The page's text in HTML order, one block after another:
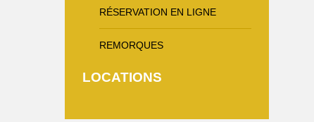
RÉSERVATION EN LIGNE
REMORQUES
LOCATIONS